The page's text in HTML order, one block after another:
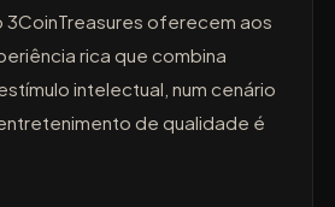
3CoinTreasures oferecem aos
rica que combina
intelectual, num cenário
de qualidade é